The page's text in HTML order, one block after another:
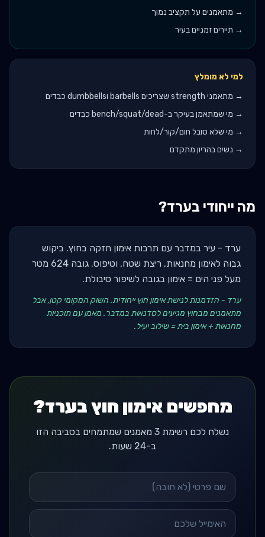
→ מתאמנים על תקציב נמוך
→ תיירים זמניים בעיר
למי לא מומלץ
→ מתאמני strength שצריכים barbells וdumbbells כבדים
→ מי שמתאמן בעיקר ב-bench/squat/dead כבדים
→ מי שלא סובל חום/קור/לחות
→ נשים בהריון מתקדם
מה ייחודי בערד?
ערד - עיר במדבר עם תרבות אימון חזקה בחוץ. ביקוש
גבוה לאימון מחנאות, ריצת שטח, וטיפוס. גובה 624 מטר
מעל פני הים = אימון בגובה לשיפור סיבולת.
ערד - הזדמנות לנישת אימון חוץ ייחודית. השוק המקומי קטן, אבל
מתאמנים מבחוץ מגיעים לסדנאות במדבר. מאמן עם תוכניות
מחנאות + אימון בית = שילוב יעיל.
מחפשים אימון חוץ בערד?
נשלח לכם רשימת 3 מאמנים שמתמחים בסביבה הזו
ב-24 שעות.